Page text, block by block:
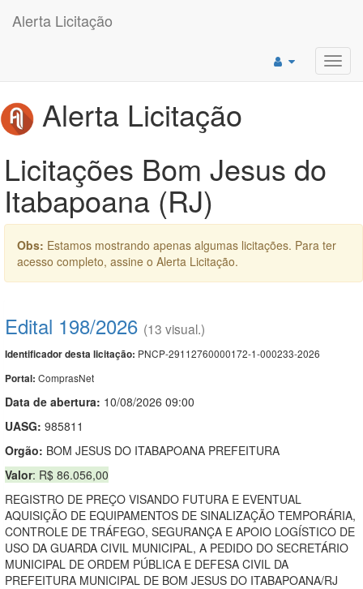
Alerta Licitação
Alerta Licitação
Licitações Bom Jesus do
Itabapoana (RJ)
Obs: Estamos mostrando apenas algumas licitações. Para ter
acesso completo, assine o Alerta Licitação.
Edital 198/2026 (13 visual.)
Identificador desta licitação: PNCP-29112760000172-1-000233-2026
Portal: ComprasNet
Data de abertura: 10/08/2026 09:00
UASG: 985811
Orgão: BOM JESUS DO ITABAPOANA PREFEITURA
Valor: R$ 86.056,00
REGISTRO DE PREÇO VISANDO FUTURA E EVENTUAL
AQUISIÇÃO DE EQUIPAMENTOS DE SINALIZAÇÃO TEMPORÁRIA,
CONTROLE DE TRÁFEGO, SEGURANÇA E APOIO LOGÍSTICO DE
USO DA GUARDA CIVIL MUNICIPAL, A PEDIDO DO SECRETÁRIO
MUNICIPAL DE ORDEM PÚBLICA E DEFESA CIVIL DA
PREFEITURA MUNICIPAL DE BOM JESUS DO ITABAPOANA/RJ